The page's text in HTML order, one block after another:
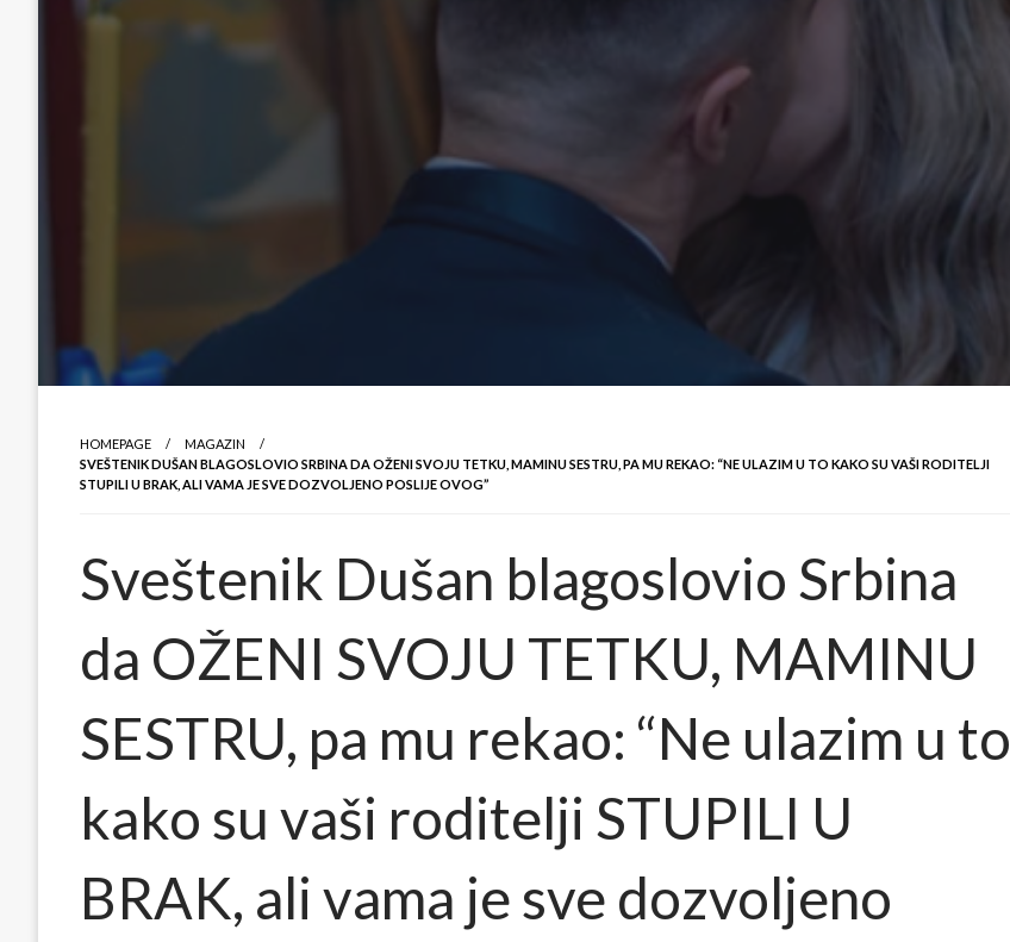
HOMEPAGE
MAGAZIN
SVEŠTENIK DUŠAN BLAGOSLOVIO SRBINA DA OŽENI SVOJU TETKU, MAMINU SESTRU, PA MU REKAO: “NE ULAZIM U TO KAKO SU VAŠI RODITELJI
STUPILI U BRAK, ALI VAMA JE SVE DOZVOLJENO POSLIJE OVOG”
Sveštenik Dušan blagoslovio Srbina
da OŽENI SVOJU TETKU, MAMINU
SESTRU, pa mu rekao: “Ne ulazim u to
kako su vaši roditelji STUPILI U
BRAK, ali vama je sve dozvoljeno